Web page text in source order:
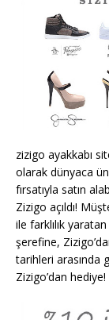
zizigo ayakkabı
olarak dünyaca
fırsatıyla satın
Zizigo açıldı!‏ Müşterilerine yaşattığı konforlu alışveriş deneyimi
ile farklılık
şerefine,
tarihleri arasında
Zizigo’dan hediye!